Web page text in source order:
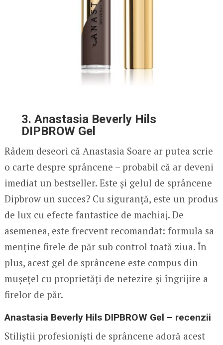
3. Anastasia Beverly Hils
DIPBROW Gel
Râdem deseori că Anastasia Soare ar putea scrie
o carte despre sprâncene – probabil că ar deveni
imediat un bestseller. Este și gelul de sprâncene
Dipbrow un succes? Cu siguranță, este un produs
de lux cu efecte fantastice de machiaj. De
asemenea, este frecvent recomandat: formula sa
menține firele de păr sub control toată ziua. În
plus, acest gel de sprâncene este compus din
mușețel cu proprietăți de netezire și îngrijire a
firelor de păr.
Anastasia Beverly Hils DIPBROW Gel – recenzii
Stiliștii profesioniști de sprâncene adoră acest